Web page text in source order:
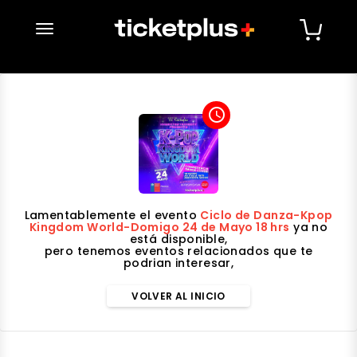
desplegar navegación
access_time
Lamentablemente el evento Ciclo de Danza-Kpop
Kingdom World-Domigo 24 de Mayo 18 hrs ya no
está disponible,
pero tenemos eventos relacionados que te
podrian interesar,
VOLVER AL INICIO